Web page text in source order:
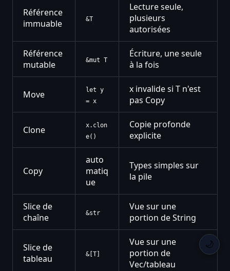
🌙
Référence
immuable
&T
Lecture seule,
plusieurs
autorisées
Référence
mutable
&mut T
Écriture, une seule
à la fois
Move
let y
= x
x invalide si T n'est
pas Copy
Clone
x.clon
e()
Copie profonde
explicite
Copy
auto
matiq
ue
Types simples sur
la pile
Slice de
chaîne
&str
Vue sur une
portion de String
Slice de
tableau
&[T]
Vue sur une
portion de
Vec/tableau